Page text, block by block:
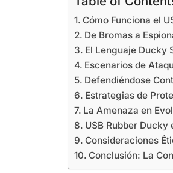
Cómo Funciona el
De Bromas a
El Lenguaje Ducky
Escenarios de
Defendiéndose
Estrategias de
La Amenaza en
USB Rubber
Consideraciones
Conclusión: La